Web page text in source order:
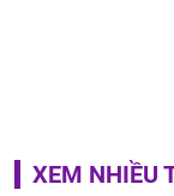
XEM NHIỀU